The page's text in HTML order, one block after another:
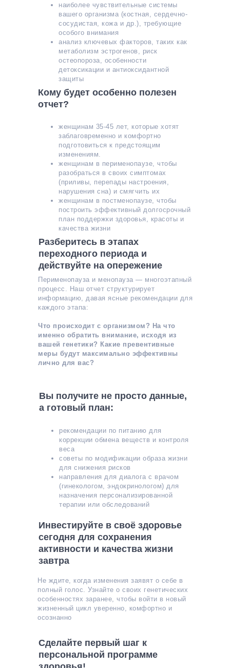
Сделайте первый шаг к
персональной программе
наиболее чувствительные системы
вашего организма (костная, сердечно-
сосудистая, кожа и др.), требующие
особого внимания
анализ ключевых факторов, таких как
метаболизм эстрогенов, риск
остеопороза, особенности
детоксикации и антиоксидантной
защиты
Кому будет особенно полезен
отчет?
женщинам 35-45 лет, которые хотят
заблаговременно и комфортно
подготовиться к предстоящим
изменениям.
женщинам в перименопаузе, чтобы
разобраться в своих симптомах
(приливы, перепады настроения,
нарушения сна) и смягчить их
женщинам в постменопаузе, чтобы
построить эффективный долгосрочный
план поддержки здоровья, красоты и
качества жизни
Вы получите не просто данные,
а готовый план:
рекомендации по питанию для
коррекции обмена веществ и контроля
веса
советы по модификации образа жизни
для снижения рисков
направления для диалога с врачом
(гинекологом, эндокринологом) для
назначения персонализированной
терапии или обследований
Разберитесь в этапах
переходного периода и
действуйте на опережение
Перименопауза и менопауза — многоэтапный
процесс. Наш отчет структурирует
информацию, давая ясные рекомендации для
каждого этапа:
Что происходит с организмом? На что
именно обратить внимание, исходя из
вашей генетики? Какие превентивные
меры будут максимально эффективны
лично для вас?
Инвестируйте в своё здоровье
сегодня для сохранения
активности и качества жизни
завтра
Не ждите, когда изменения заявят о себе в
полный голос. Узнайте о своих генетических
особенностях заранее, чтобы войти в новый
жизненный цикл уверенно, комфортно и
осознанно